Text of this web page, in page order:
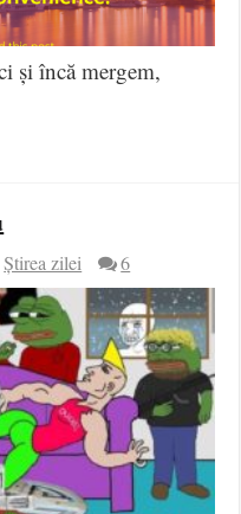
și încă mergem,
Știrea zilei 6